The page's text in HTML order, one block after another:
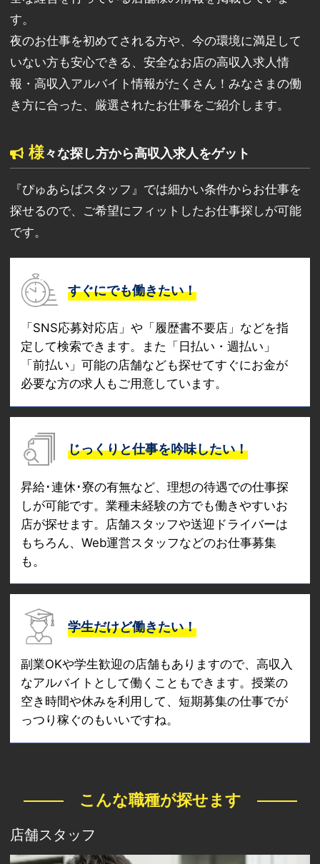
す。
夜のお仕事を初めてされる方や、今の環境に満足して
いない方も安心できる、安全なお店の高収入求人情
報・高収入アルバイト情報がたくさん！みなさまの働
き方に合った、厳選されたお仕事をご紹介します。
様々な探し方から高収入求人をゲット
『ぴゅあらばスタッフ』では細かい条件からお仕事を
探せるので、ご希望にフィットしたお仕事探しが可能
です。
すぐにでも働きたい！
「SNS応募対応店」や「履歴書不要店」などを指
定して検索できます。また「日払い・週払い」
「前払い」可能の店舗なども探せてすぐにお金が
必要な方の求人もご用意しています。
じっくりと仕事を吟味したい！
昇給･連休･寮の有無など、理想の待遇での仕事探
しが可能です。業種未経験の方でも働きやすいお
店が探せます。店舗スタッフや送迎ドライバーは
もちろん、Web運営スタッフなどのお仕事募集
も。
学生だけど働きたい！
副業OKや学生歓迎の店舗もありますので、高収入
なアルバイトとして働くこともできます。授業の
空き時間や休みを利用して、短期募集の仕事でが
っつり稼ぐのもいいですね。
こんな職種が探せます
店舗スタッフ